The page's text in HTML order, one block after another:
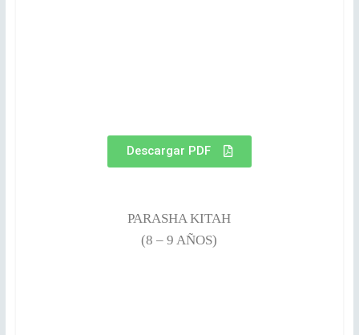
Descargar PDF
PARASHA KITAH
(8 – 9 AÑOS)